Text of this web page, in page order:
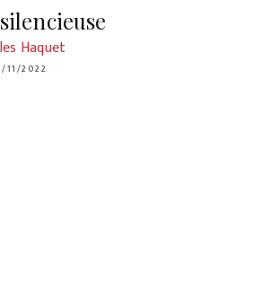
Haquet
11/2022